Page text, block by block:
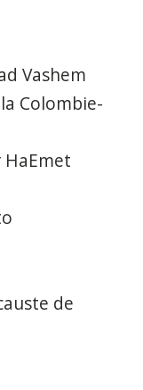
Vashem
Colombie-
HaEmet
de